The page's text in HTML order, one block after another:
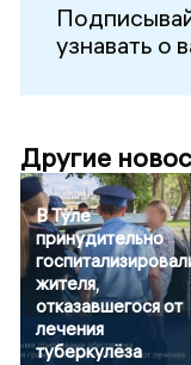
узнавать о
Другие
В Туле
принудительно
жителя,
отказавшегося от
лечения
туберкулёза